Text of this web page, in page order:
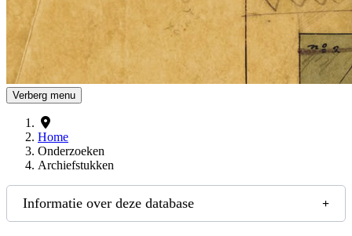
Verberg menu
Home
Onderzoeken
Archiefstukken
Informatie over deze database